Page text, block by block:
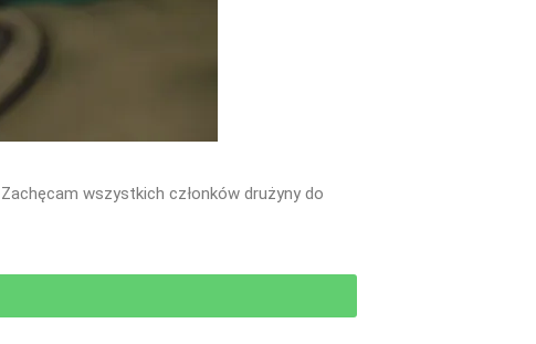
Zachęcam wszystkich członków drużyny do